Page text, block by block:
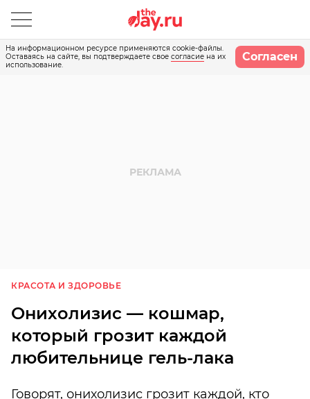
На информационном ресурсе применяются cookie-файлы.
Оставаясь на сайте, вы подтверждаете свое согласие на их
использование.
Согласен
КРАСОТА И ЗДОРОВЬЕ
Онихолизис — кошмар,
который грозит каждой
любительнице гель-лака
Говорят, онихолизис грозит каждой, кто